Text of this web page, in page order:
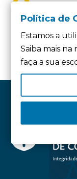
Membro da:
Política de
Estamos a
Saiba mais na
faça a sua